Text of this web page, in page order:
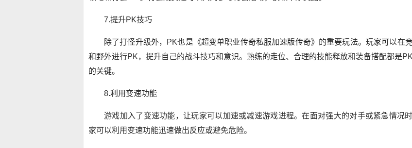
7.提升PK技巧
除了打怪升级外，PK也是《超变单职业传奇私服加速版传奇》的重要玩法。玩家可以在
和野外进行PK，提升自己的战斗技巧和意识。熟练的走位、合理的技能释放和装备搭配都是
的关键。
8.利用变速功能
游戏加入了变速功能，让玩家可以加速或减速游戏进程。在面对强大的对手或紧急情况
家可以利用变速功能迅速做出反应或避免危险。